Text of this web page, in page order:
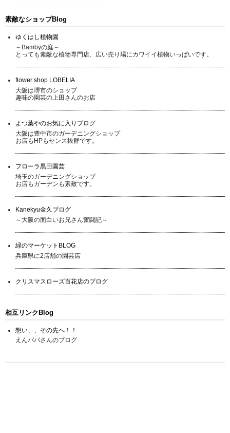
素敵なショップBlog
ゆくはし植物園
～Bambyの庭～
とっても素敵な植物専門店、広い売り場にカワイイ植物いっぱいです。
flower shop LOBELIA
大阪は堺市のショップ
趣味の園芸の上田さんのお店
よつ葉やのお気に入りブログ
大阪は豊中市のガーデニングショップ
お店もHPもセンス抜群です。
フローラ黒田園芸
埼玉のガーデニングショップ
お店もガーデンも素敵です。
Kanekyu金久ブログ
～大阪の面白いお兄さん奮闘記～
緑のマーケットBLOG
兵庫県に2店舗の園芸店
クリスマスローズ百花店のブログ
相互リンクBlog
想い、、その先へ！！
えんパパさんのブログ